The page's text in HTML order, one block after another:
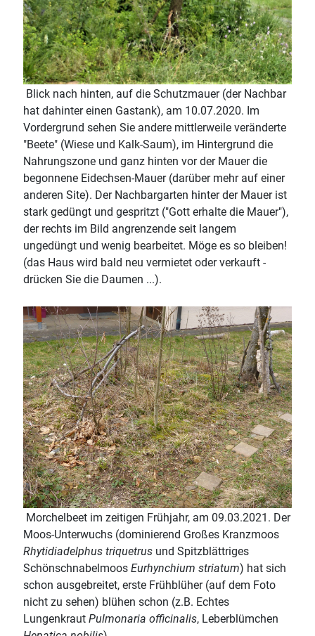
Blick nach hinten, auf die Schutzmauer (der Nachbar
hat dahinter einen Gastank), am 10.07.2020. Im
Vordergrund sehen Sie andere mittlerweile veränderte
"Beete" (Wiese und Kalk-Saum), im Hintergrund die
Nahrungszone und ganz hinten vor der Mauer die
begonnene Eidechsen-Mauer (darüber mehr auf einer
anderen Site). Der Nachbargarten hinter der Mauer ist
stark gedüngt und gespritzt ("Gott erhalte die Mauer"),
der rechts im Bild angrenzende seit langem
ungedüngt und wenig bearbeitet. Möge es so bleiben!
(das Haus wird bald neu vermietet oder verkauft -
drücken Sie die Daumen ...).
Morchelbeet im zeitigen Frühjahr, am 09.03.2021. Der
Moos-Unterwuchs (dominierend Großes Kranzmoos
Rhytidiadelphus triquetrus und Spitzblättriges
Schönschnabelmoos Eurhynchium striatum) hat sich
schon ausgebreitet, erste Frühblüher (auf dem Foto
nicht zu sehen) blühen schon (z.B. Echtes
Lungenkraut Pulmonaria officinalis, Leberblümchen